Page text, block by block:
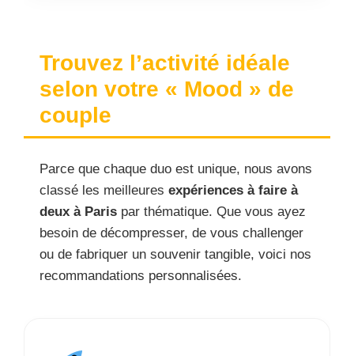
Trouvez l’activité idéale
selon votre « Mood » de
couple
Parce que chaque duo est unique, nous avons
classé les meilleures expériences à faire à
deux à Paris par thématique. Que vous ayez
besoin de décompresser, de vous challenger
ou de fabriquer un souvenir tangible, voici nos
recommandations personnalisées.